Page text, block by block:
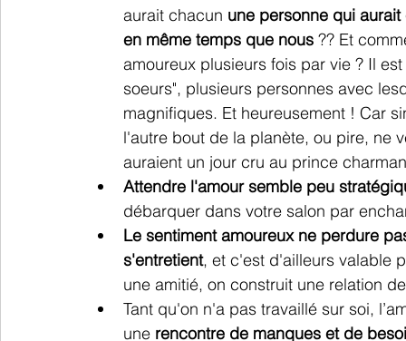
aurait chacun une personne qui
en même temps que nous ?? Et
amoureux plusieurs fois par vie ? Il
soeurs", plusieurs personnes avec
magnifiques. Et heureusement ! Car
l'autre bout de la planète, ou pire, ne
auraient un jour cru au prince
Attendre l'amour semble peu
débarquer dans votre salon par
Le sentiment amoureux ne perdure
s'entretient, et c'est d'ailleurs valable
une amitié, on construit une relation
Tant qu'on n'a pas travaillé sur soi,
une rencontre de manques et de